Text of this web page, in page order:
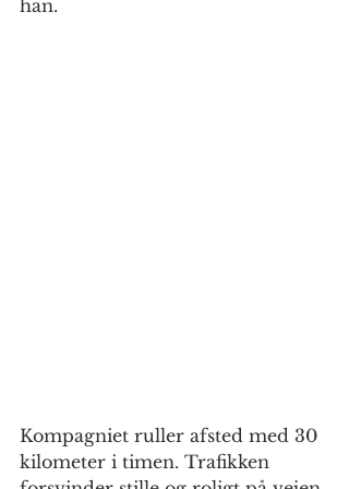
han.
Kompagniet ruller afsted med 30
kilometer i timen. Trafikken